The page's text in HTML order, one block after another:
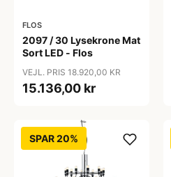
FLOS
2097 / 30 Lysekrone Mat
Sort LED - Flos
VEJL. PRIS 18.920,00 KR
15.136,00 kr
SPAR 20%